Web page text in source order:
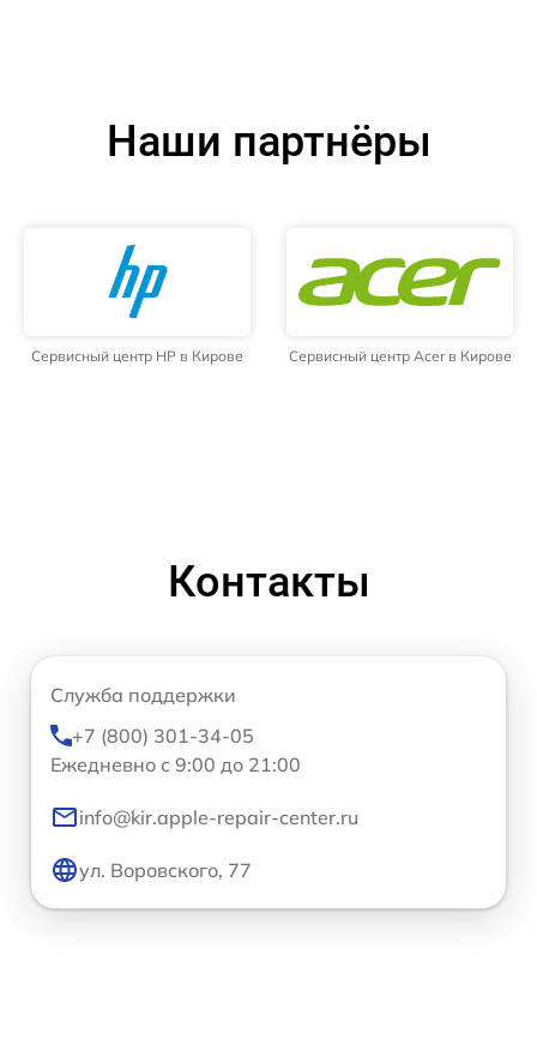
Наши партнёры
Сервисный центр HP в Кирове Сервисный центр Acer в Кирове
Контакты
Служба поддержки
+7 (800) 301-34-05
Ежедневно с 9:00 до 21:00
info@kir.apple-repair-center.ru
ул. Воровского, 77